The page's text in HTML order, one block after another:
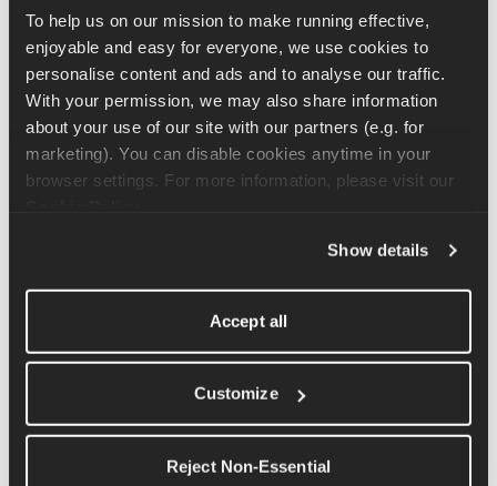
To help us on our mission to make running effective,
enjoyable and easy for everyone, we use cookies to
personalise content and ads and to analyse our traffic.
With your permission, we may also share information
about your use of our site with our partners (e.g. for
marketing). You can disable cookies anytime in your
Show details
Accept all
Customize
Reject Non-Essential
期待できること（およびGarmin
Connectionでできないこと）
Garminとの連携により、Runnaのワークアウトがウォッ
チに送信され、完了したアクティビティがRunnaに同期
ランニングのワークアウトのみを同期します。 筋力
トレーニング、ヨガ、その他のアクティビティの種
類は、RunnaとGarminの間で双方向の同期が行われ
レーニング記録を一か所にまとめて管理できます。
Garminウォッチで心拍数が記録されており、ランニ
ング前にRunnaでGarminとの接続設定が完了し、ア
健康データのアクセス許可が有効になっている限